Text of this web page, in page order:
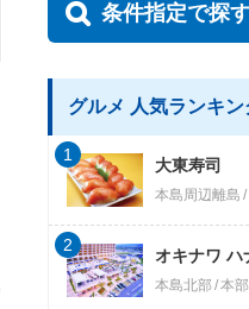
条件指定で探
グルメ 人気ランキン
大東寿司
本島周辺離島
1
オキナワ ハ
本島北部 本
2